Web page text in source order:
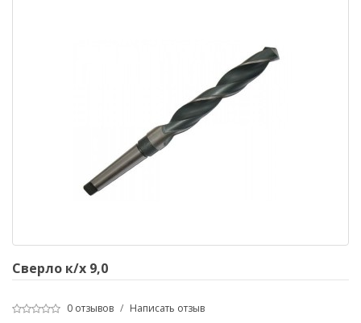
Сверло к/х 9,0
0 отзывов / Написать отзыв